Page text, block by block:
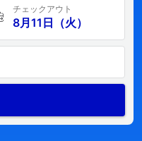
チェックアウト
8月11日（火）